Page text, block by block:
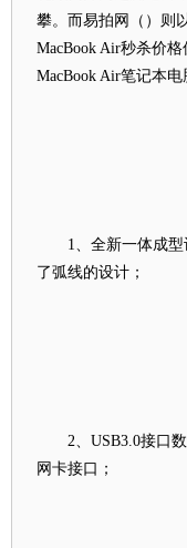
攀。而易拍网（）则
MacBook Air秒杀价
MacBook Air笔记本电
1、全新一体成型设
了弧线的设计；
2、USB3.0接口数
网卡接口；